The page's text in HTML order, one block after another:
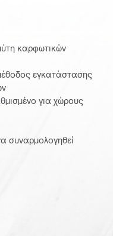
καρφωτικών
εγκατάστασης
για χώρους
συναρμολογηθεί